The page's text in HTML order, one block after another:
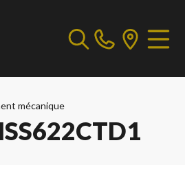
mécanique